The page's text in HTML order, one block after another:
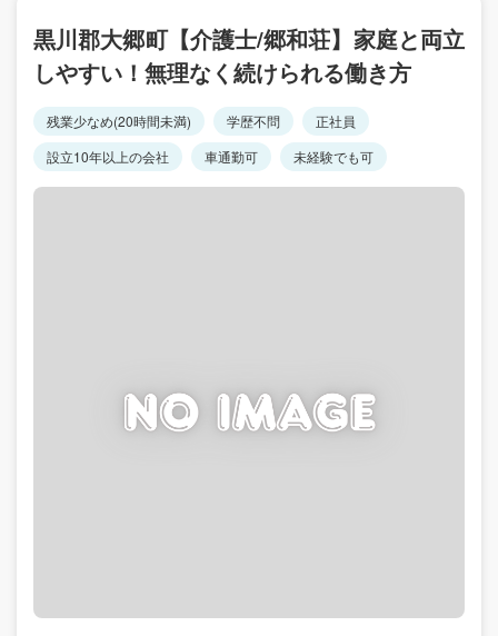
黒川郡大郷町【介護士/郷和荘】家庭と両立
しやすい！無理なく続けられる働き方
残業少なめ(20時間未満) 学歴不問
正社員
設立10年以上の会社
車通勤可 未経験でも可